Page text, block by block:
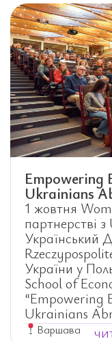
Empowering
Ukrainians
1 жовтня
партнерстві
Український
України у
School of
“Empowering
Ukrainians
Варшава